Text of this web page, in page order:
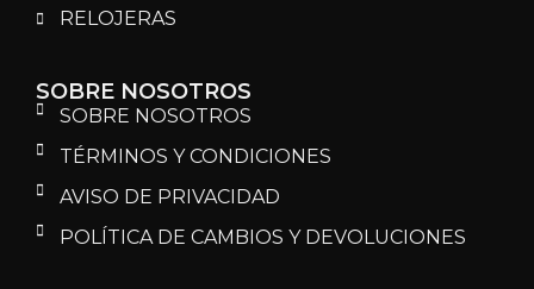
RELOJERAS
SOBRE NOSOTROS
SOBRE NOSOTROS
TÉRMINOS Y CONDICIONES
AVISO DE PRIVACIDAD
POLÍTICA DE CAMBIOS Y DEVOLUCIONES